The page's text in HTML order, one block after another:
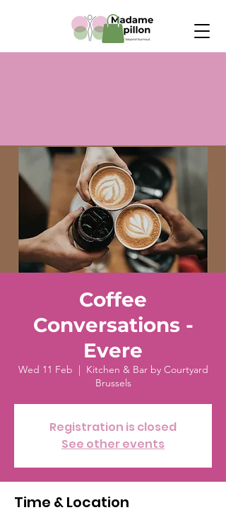
Coffee
Conversations -
Evere
Wed 11 Feb
  |
Kitchen & Bar by Courtyard
Brussels
Registration is closed
See other events
Time & Location